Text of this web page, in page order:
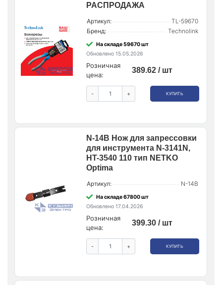
РАСПРОДАЖА
Артикул:
TL-59670
Бренд:
Technolink
На складе 59670 шт
Обновлено 15.05.2026
Розничная
цена:
389.62 / шт
- + КУПИТЬ
N-14B Нож для запрессовки
для инструмента N-3141N,
HT-3540 110 тип NETKO
Optima
Артикул: N-14B
На складе 67800 шт
Обновлено 17.04.2026
Розничная
цена:
399.30 / шт
- + КУПИТЬ